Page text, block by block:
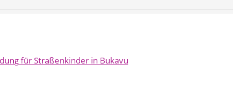
für Straßenkinder in Bukavu